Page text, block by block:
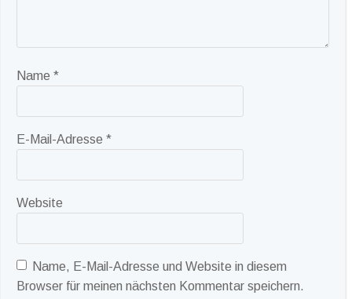
Name *
E-Mail-Adresse *
Website
Name, E-Mail-Adresse und Website in diesem
Browser für meinen nächsten Kommentar speichern.